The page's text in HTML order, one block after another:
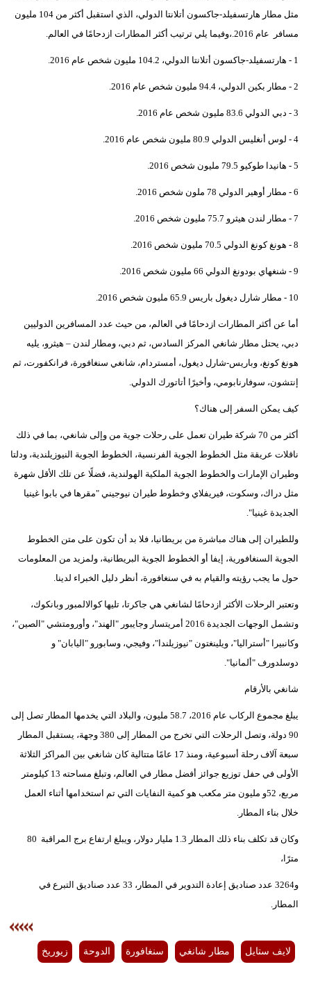
مثل مطار هارتسفيلد-جاكسون أتلانتا الدولي، الذي استقبل أكثر من 104 مليون
مسافر عام 2016.،وفيما يلي ترتيب أكثر المطارات ازدحامًا في العالم.
1 - هارتسفيلد-جاكسون أتلانتا الدولي، 104.2 مليون شخص عام 2016.
2 - مطار بكين الدولي، 94.4 مليون شخص عام 2016.
3 - دبي الدولي 83.6 مليون شخص عام 2016.
4 - لوس أنغليس الدولي 80.9 مليون شخص عام 2016.
5 - هانيدا طوكيو 79.5 مليون شخص 2016.
6 - مطار أوهير الدولي 78 ملون شخص 2016.
7 - مطار لندن هيثرو 75.7 مليون شخص 2016.
8 - هونغ كونغ الدولي 70.5 مليون شخص 2016.
9 - شنغهاي بودونغ الدولي 66 مليون شخص 2016.
10 - مطار شارل ديغول باريس 65.9 مليون شخص 2016.
أما عن أكثر المطارات ازدحامًا في العالم، من حيث عدد المسافرين الدوليين
دبي، يحتل مطار شانغي المركز السادس، ثم دبي، ومطار لندن – هيثرو، يليه
هونغ كونغ، وباريس-شارل ديغول، أمستردام، شانغي سنغافورة، فرانكفورت، ثم
إنتشون، سوفارنابومي، وأخيرًا أتاتورك الدولي.
كيف يمكن السفر إلى هناك؟
أكثر من 70 شركة طيران تعمل على رحلات جوية من وإلى شانغي، بما في ذلك
ناقلات عريقة مثل الخطوط الجوية الفرنسية، الخطوط الجوية النيوزيلندية، ودلتا
وطيران الإمارات والخطوط الجوية الملكية الهولندية، فضلًا عن تلك الأقل شهرة
مثل دراك، وسكوت، فيريفلاي وخطوط طيران نيوجيني "مقرها في بابوا غينيا
الجديدة غينيا".
وللطيران إلى هناك مباشرة من بريطانيا، فلا بد أن تكون على متن الخطوط
الجوية السنغافورية، إيفا أو الخطوط الجوية البريطانية، ولمزيد من المعلومات
حول ما يجب رؤيته والقيام به في سنغافورة، أنظر دليل الخبراء لدينا.
وتعتبر الرحلات الأكثر ازدحامًا لشانغي هي جاكرتا، تليها كوالالمبور وبانكوك،
وتشمل الوجهات الجديدة 2016 أمريتسار وجايبور "الهند"، وأورومتشي "الصين"،
وكانبيرا "أستراليا"، ويلينغتون "نيوزيلندا"، وفيجي، وسابورو "اليابان" و
دوسلدورف "ألمانيا".
شانغي بالأرقام
يبلغ مجموع الركاب عام 2016، 58.7 مليون، والبلاد التي يخدمها المطار تصل إلى
90 دولة، وتصل الرحلات التي تخرج من المطار إلى 380 وجهة، يستقبل المطار
سبعة آلاف رحلة أسبوعية، ومنذ 17 عامًا متتالية كان شانغي بين المراكز الثلاثة
الأولى في حفل توزيع جوائز أفضل مطار في العالم، وتبلغ مساحته 13 كيلومتر
مربع، 52و مليون متر مكعب هو كمية النفايات التي تم استخدامها أثناء العمل
خلال بناء المطار.
مترًا،
و3264 عدد صناديق إعادة التدوير في المطار، 33 عدد صناديق التبرع في
المطار.
لايف ستايل مطار شانغي سنغافورة الدوحة زيوريخ